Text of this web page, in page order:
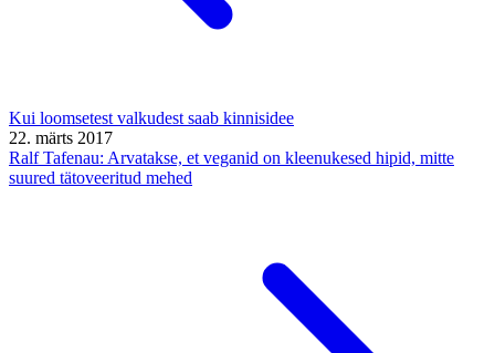
Kui loomsetest valkudest saab kinnisidee
22. märts 2017
Ralf Tafenau: Arvatakse, et veganid on kleenukesed hipid, mitte
suured tätoveeritud mehed